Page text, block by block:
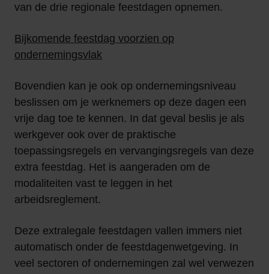
van de drie regionale feestdagen opnemen.
Bijkomende feestdag voorzien op
ondernemingsvlak
Bovendien kan je ook op ondernemingsniveau
beslissen om je werknemers op deze dagen een
vrije dag toe te kennen. In dat geval beslis je als
werkgever ook over de praktische
toepassingsregels en vervangingsregels van deze
extra feestdag. Het is aangeraden om de
modaliteiten vast te leggen in het
arbeidsreglement.
Deze extralegale feestdagen vallen immers niet
automatisch onder de feestdagenwetgeving. In
veel sectoren of ondernemingen zal wel verwezen